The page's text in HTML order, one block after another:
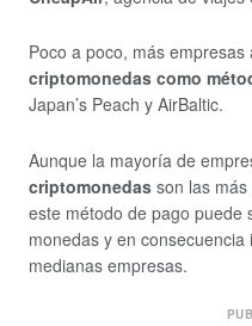
Poco a poco, más empresas
criptomonedas como
Japan’s Peach y AirBaltic.
Aunque la mayoría de
criptomonedas son las
este método de pago puede
monedas y en
medianas empresas.